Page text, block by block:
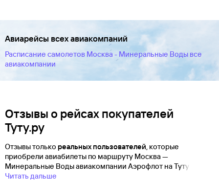
Авиарейсы всех авиакомпаний
Расписание самолетов Москва - Минеральные Воды все
авиакомпании
Отзывы о рейсах покупателей
Туту.ру
Отзывы только реальных пользователей, которые
приобрели авиабилеты по маршруту Москва —
Минеральные Воды авиакомпании Аэрофлот на Туту!
Читать дальше